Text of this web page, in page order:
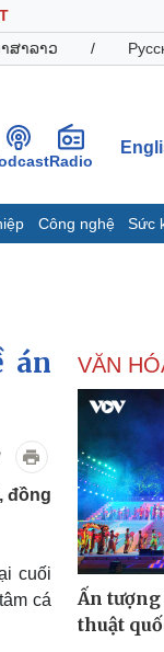
ສາລາວ /
Radio
Công nghệ Sức
nghiệp
Thông tin doanh
Doanh nghiệp 24h
Doanh nhân
Vì cộng đồng
Du lịch
án
đồng
cuối
cá
VĂN
Ấn
thuật